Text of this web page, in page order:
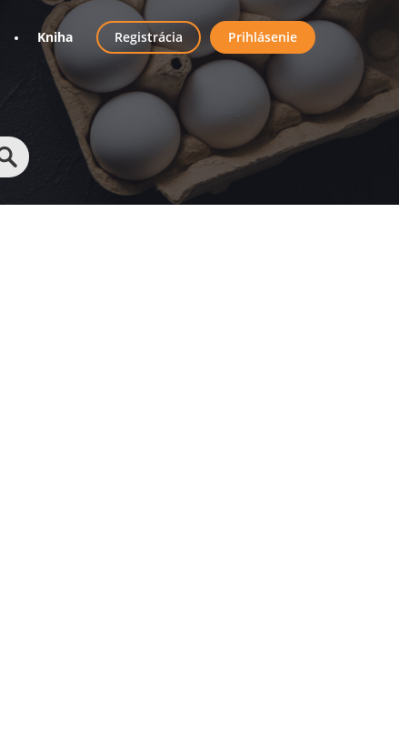
Kniha
User
account
menu
Registrácia Prihlásenie